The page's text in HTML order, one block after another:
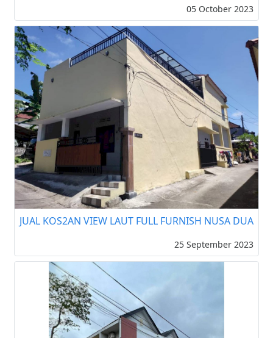
05 October 2023
JUAL KOS2AN VIEW LAUT FULL FURNISH NUSA DUA
25 September 2023